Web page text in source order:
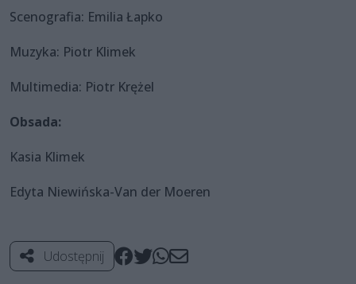
Scenografia: Emilia Łapko
Muzyka: Piotr Klimek
Multimedia: Piotr Krężel
Obsada:
Kasia Klimek
Edyta Niewińska-Van der Moeren
Udostępnij